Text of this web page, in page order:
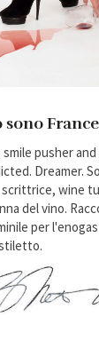
sono
pusher and
Dreamer.
wine
del vino.
per